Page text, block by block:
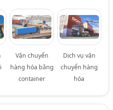
Vận chuyển
hàng hóa bằng
container
Dịch vụ vận
chuyển hàng
hóa